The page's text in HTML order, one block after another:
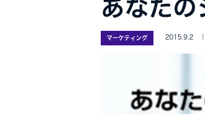
あなたの
マーケティング 2015.9.2